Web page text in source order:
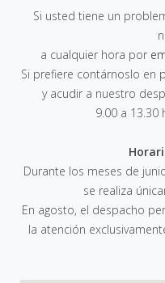
Si usted tiene un
a cualquier hora por
Si prefiere contárnoslo en
y acudir a nuestro
9.00 a 13.30
Durante los meses de
se realiza
En agosto, el despacho
la atención